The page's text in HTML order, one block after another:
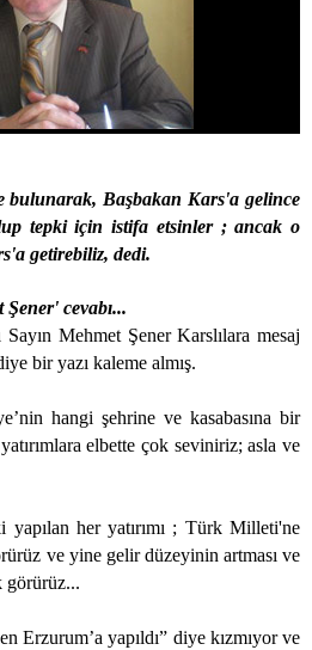
bulunarak, Başbakan Kars'a gelince
tepki için istifa etsinler ; ancak o
getirebiliz, dedi.
cevabı...
Sayın Mehmet Şener Karslılara mesaj
bir yazı kaleme almış.
hangi şehrine ve kasabasına bir
yatırımlara elbette çok seviniriz; asla ve
her yatırımı ; Türk Milleti'ne
ve yine gelir düzeyinin artması ve
görürüz...
Erzurum’a yapıldı” diye kızmıyor ve